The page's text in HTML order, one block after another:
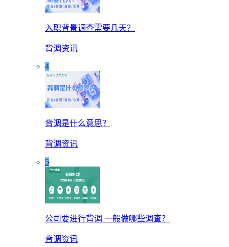
入职背景调查需要几天？
背调资讯
4
背调是什么意思？
背调资讯
5
公司要进行背调 一般做哪些调查？
背调资讯